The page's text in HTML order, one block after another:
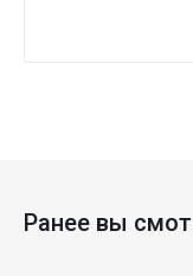
Ранее вы